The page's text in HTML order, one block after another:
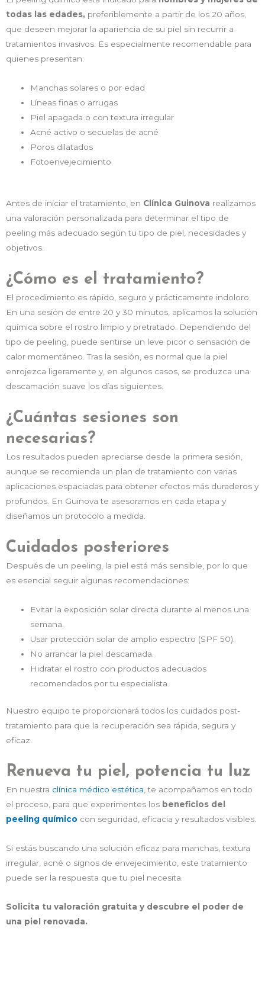
todas las edades, preferiblemente a partir de los 20 años,
que deseen mejorar la apariencia de su piel sin recurrir a
tratamientos invasivos. Es especialmente recomendable para
quienes presentan:
Manchas solares o por edad
Líneas finas o arrugas
Piel apagada o con textura irregular
Acné activo o secuelas de acné
Poros dilatados
Fotoenvejecimiento
Antes de iniciar el tratamiento, en Clínica Guinova realizamos
una valoración personalizada para determinar el tipo de
peeling más adecuado según tu tipo de piel, necesidades y
objetivos.
¿Cómo es el tratamiento?
El procedimiento es rápido, seguro y prácticamente indoloro.
En una sesión de entre 20 y 30 minutos, aplicamos la solución
química sobre el rostro limpio y pretratado. Dependiendo del
tipo de peeling, puede sentirse un leve picor o sensación de
calor momentáneo. Tras la sesión, es normal que la piel
enrojezca ligeramente y, en algunos casos, se produzca una
descamación suave los días siguientes.
¿Cuántas sesiones son
necesarias?
Los resultados pueden apreciarse desde la primera sesión,
aunque se recomienda un plan de tratamiento con varias
aplicaciones espaciadas para obtener efectos más duraderos y
profundos. En Guinova te asesoramos en cada etapa y
diseñamos un protocolo a medida.
Cuidados posteriores
Después de un peeling, la piel está más sensible, por lo que
es esencial seguir algunas recomendaciones:
Evitar la exposición solar directa durante al menos una
semana.
Usar protección solar de amplio espectro (SPF 50).
No arrancar la piel descamada.
Hidratar el rostro con productos adecuados
recomendados por tu especialista.
Nuestro equipo te proporcionará todos los cuidados post-
tratamiento para que la recuperación sea rápida, segura y
eficaz.
Renueva tu piel, potencia tu luz
En nuestra clínica médico estética, te acompañamos en todo
el proceso, para que experimentes los beneficios del
peeling químico con seguridad, eficacia y resultados visibles.
Si estás buscando una solución eficaz para manchas, textura
irregular, acné o signos de envejecimiento, este tratamiento
puede ser la respuesta que tu piel necesita.
Solicita tu valoración gratuita y descubre el poder de
una piel renovada.